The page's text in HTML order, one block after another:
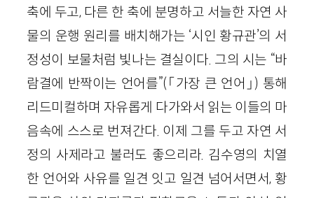
축에 두고, 다른 한 축에 분명하고 서늘한 자연 사
물의 운행 원리를 배치해가는 ‘시인 황규관’의 서
정성이 보물처럼 빛나는 결실이다. 그의 시는 “바
람결에 반짝이는 언어를”(「가장 큰 언어」) 통해
리드미컬하며 자유롭게 다가와서 읽는 이들의 마
음속에 스스로 번져간다. 이제 그를 두고 자연 서
정의 사제라고 불러도 좋으리라. 김수영의 치열
한 언어와 사유를 일견 잇고 일견 넘어서면서, 황